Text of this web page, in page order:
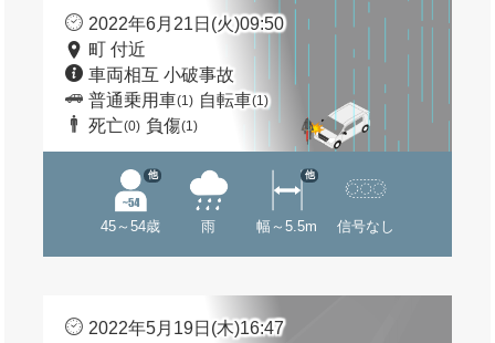
2022年6月21日(火)09:50
町 付近
車両相互 小破事故
普通乗用車(1) 自転車(1)
死亡(0) 負傷(1)
45～54歳
他
雨 幅～5.5m
他
信号なし
2022年5月19日(木)16:47